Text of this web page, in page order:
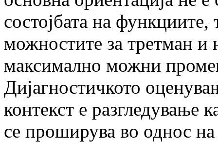
состојбата на
можностите за третман и
максимално можни
Дијагностичкото
контекст е раз­гле­­­ду­­ва­­ње
се проширува во однос